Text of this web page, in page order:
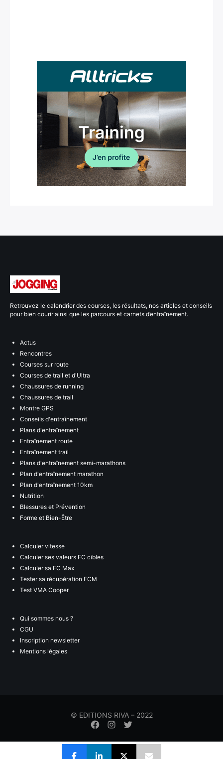
Retrouvez le calendrier des courses, les résultats, nos articles et conseils
pour bien courir ainsi que les parcours et carnets d’entraînement.
Actus
Rencontres
Courses sur route
Courses de trail et d'Ultra
Chaussures de running
Chaussures de trail
Montre GPS
Conseils d'entraînement
Plans d'entraînement
Entraînement route
Entraînement trail
Plans d'entraînement semi-marathons
Plan d'entraînement marathon
Plan d'entraînement 10km
Nutrition
Blessures et Prévention
Forme et Bien-Être
Calculer vitesse
Calculer ses valeurs FC cibles
Calculer sa FC Max
Tester sa récupération FCM
Test VMA Cooper
Qui sommes nous ?
CGU
Inscription newsletter
Mentions légales
© EDITIONS RIVA – 2022
Élément
menude
de